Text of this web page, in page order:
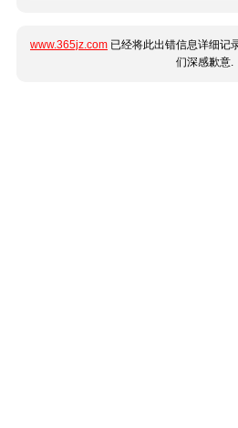
www.365jz.com 已经将此出错信息详细记
们深感歉意.